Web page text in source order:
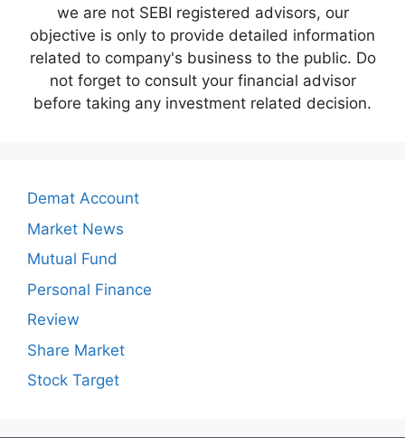
we are not SEBI registered advisors, our
objective is only to provide detailed information
related to company's business to the public. Do
not forget to consult your financial advisor
before taking any investment related decision.
Demat Account
Market News
Mutual Fund
Personal Finance
Review
Share Market
Stock Target